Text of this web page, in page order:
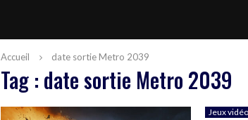
Accueil date sortie Metro 2039
Tag : date sortie Metro 2039
Jeux vidéo